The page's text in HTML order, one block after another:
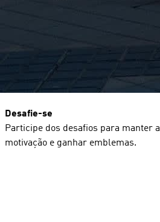
Desafie-se
Participe dos desafios para manter a
motivação e ganhar emblemas.